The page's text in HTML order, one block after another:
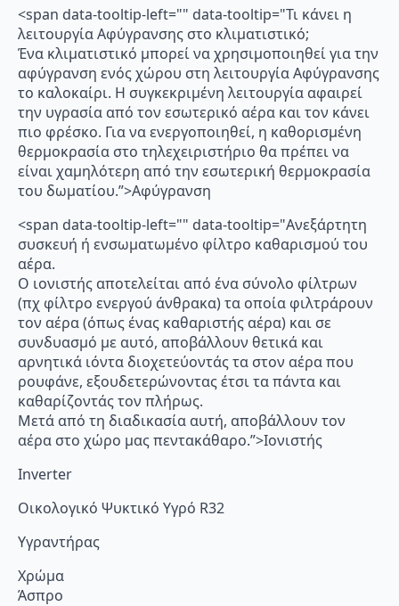
<span data-tooltip-left="" data-tooltip="Τι κάνει η
λειτουργία Αφύγρανσης στο κλιματιστικό;
Ένα κλιματιστικό μπορεί να χρησιμοποιηθεί για την
αφύγρανση ενός χώρου στη λειτουργία Αφύγρανσης
το καλοκαίρι. Η συγκεκριμένη λειτουργία αφαιρεί
την υγρασία από τον εσωτερικό αέρα και τον κάνει
πιο φρέσκο. Για να ενεργοποιηθεί, η καθορισμένη
θερμοκρασία στο τηλεχειριστήριο θα πρέπει να
είναι χαμηλότερη από την εσωτερική θερμοκρασία
του δωματίου.”>Αφύγρανση
<span data-tooltip-left="" data-tooltip="Ανεξάρτητη
συσκευή ή ενσωματωμένο φίλτρο καθαρισμού του
αέρα.
Ο ιονιστής αποτελείται από ένα σύνολο φίλτρων
(πχ φίλτρο ενεργού άνθρακα) τα οποία φιλτράρουν
τον αέρα (όπως ένας καθαριστής αέρα) και σε
συνδυασμό με αυτό, αποβάλλουν θετικά και
αρνητικά ιόντα διοχετεύοντάς τα στον αέρα που
ρουφάνε, εξουδετερώνοντας έτσι τα πάντα και
καθαρίζοντάς τον πλήρως.
Μετά από τη διαδικασία αυτή, αποβάλλουν τον
αέρα στο χώρο μας πεντακάθαρο.”>Ιονιστής
Inverter
Οικολογικό Ψυκτικό Υγρό R32
Υγραντήρας
Χρώμα
Άσπρο